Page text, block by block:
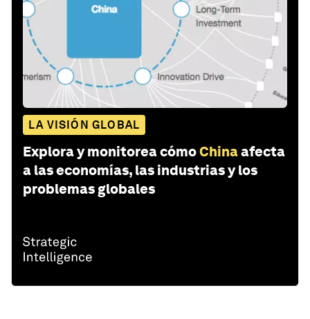
LA VISIÓN GLOBAL
Explora y monitorea cómoChinaafecta
a las economías, las industrias y los
problemas globales